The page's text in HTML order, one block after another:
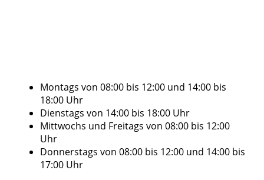
Montags von 08:00 bis 12:00 und 14:00 bis
18:00 Uhr
Dienstags von 14:00 bis 18:00 Uhr
Mittwochs und Freitags von 08:00 bis 12:00
Uhr
Donnerstags von 08:00 bis 12:00 und 14:00 bis
17:00 Uhr